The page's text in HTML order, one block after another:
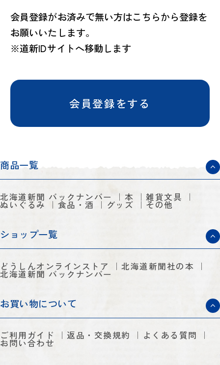
会員登録がお済みで無い方はこちらから登録を
お願いいたします。
※道新IDサイトへ移動します
会員登録をする
商品一覧
北海道新聞 バックナンバー 本 雑貨文具
ぬいぐるみ 食品・酒 グッズ その他
ショップ一覧
どうしんオンラインストア 北海道新聞社の本
北海道新聞 バックナンバー
お買い物について
ご利用ガイド 返品・交換規約 よくある質問
お問い合わせ